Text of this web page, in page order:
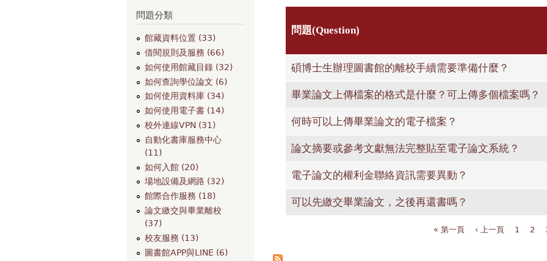
問題分類
館藏資料位置 (33)
借閱規則及服務 (66)
如何使用館藏目錄 (32)
如何查詢學位論文 (6)
如何使用資料庫 (34)
如何使用電子書 (14)
校外連線VPN (31)
自動化書庫服務中心
(11)
如何入館 (20)
場地設備及網路 (32)
館際合作服務 (18)
論文繳交與畢業離校
(37)
校友服務 (13)
圖書館APP與LINE (6)
問題(Question)
碩博士生辦理圖書館的離校手續需要準備什麼？
畢業論文上傳檔案的格式是什麼？可上傳多個檔案嗎？
何時可以上傳畢業論文的電子檔案？
論文摘要或參考文獻無法完整貼至電子論文系統？
電子論文的權利金聯絡資訊需要異動？
可以先繳交畢業論文，之後再還書嗎？
« 第一頁 ‹ 上一頁 1 2